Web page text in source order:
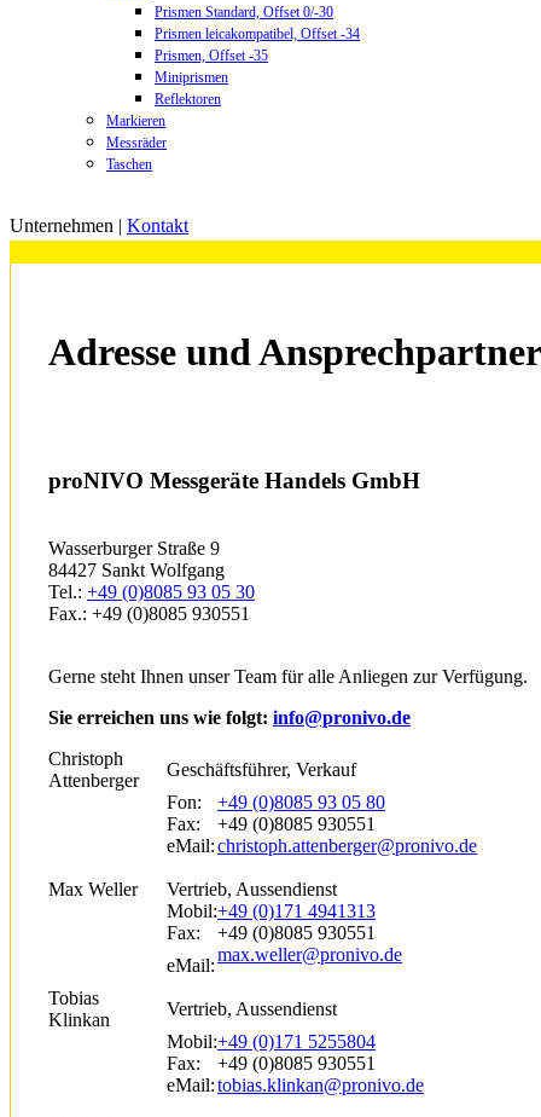
Prismen Standard, Offset 0/-30
Prismen leicakompatibel, Offset -34
Prismen, Offset -35
Miniprismen
Reflektoren
Markieren
Messräder
Taschen
Unternehmen | Kontakt
Adresse und Ansprechpartner
proNIVO Messgeräte Handels GmbH
Wasserburger Straße 9
84427 Sankt Wolfgang
Tel.: +49 (0)8085 93 05 30
Fax.: +49 (0)8085 930551
Gerne steht Ihnen unser Team für alle Anliegen zur Verfügung.
Sie erreichen uns wie folgt: info@pronivo.de
Christoph
Attenberger
Geschäftsführer, Verkauf
Fon:
+49 (0)8085 93 05 80
Fax:
+49 (0)8085 930551
eMail:christoph.attenberger@pronivo.de
Max Weller
Vertrieb, Aussendienst
Mobil:+49 (0)171 4941313
Fax:
+49 (0)8085 930551
eMail:
max.weller@pronivo.de
Tobias
Klinkan
Vertrieb, Aussendienst
Mobil:+49 (0)171 5255804
Fax:
+49 (0)8085 930551
eMail:tobias.klinkan@pronivo.de